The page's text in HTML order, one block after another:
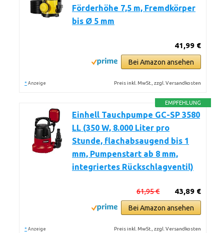
Förderhöhe 7,5 m, Fremdkörper
bis Ø 5 mm
41,99 €
Bei Amazon ansehen
* Anzeige Preis inkl. MwSt., zzgl. Versandkosten
EMPFEHLUNG
Einhell Tauchpumpe GC-SP 3580
LL (350 W, 8.000 Liter pro
Stunde, flachabsaugend bis 1
mm, Pumpenstart ab 8 mm,
integriertes Rückschlagventil)
43,89 €
61,95 €
Bei Amazon ansehen
* Anzeige Preis inkl. MwSt., zzgl. Versandkosten